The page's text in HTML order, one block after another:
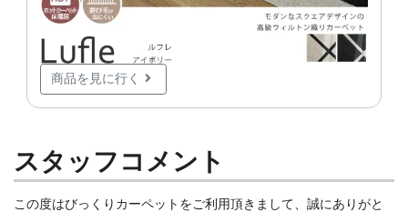
商品を見に行く
スタッフコメント
この度はびっくりカーペットをご利用頂きまして、誠にありがと